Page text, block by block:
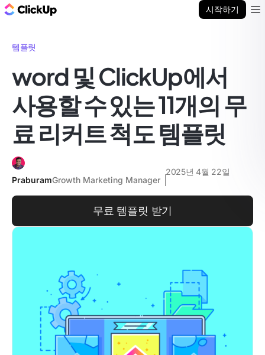
시작하기
템플릿
word 및 ClickUp에서
사용할 수 있는 11개의 무
료 리커트 척도 템플릿
PraburamGrowth Marketing Manager
2025년 4월 22일
무료 템플릿 받기